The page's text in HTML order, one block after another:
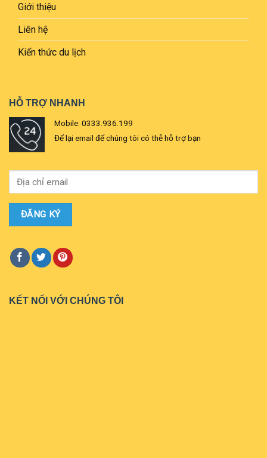
Giới thiệu
Liên hệ
Kiến thức du lịch
HỖ TRỢ NHANH
Mobile: 0333.936.199
Để lại email để chúng tôi có thễ hỗ trợ bạn
KẾT NỐI VỚI CHÚNG TÔI